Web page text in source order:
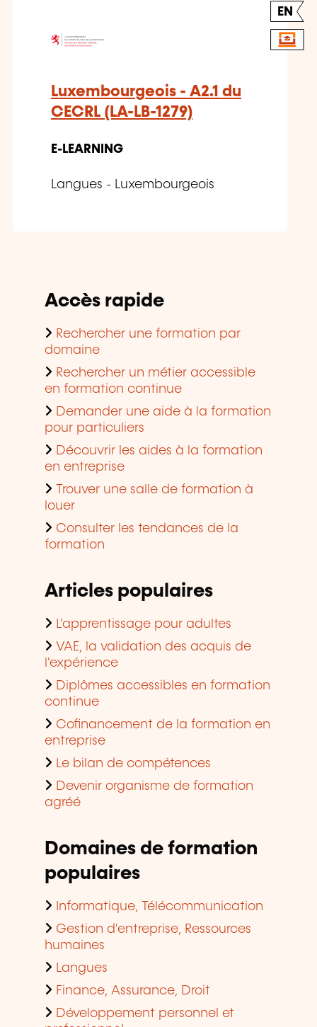
EN
Luxembourgeois - A2.1 du
CECRL (LA-LB-1279)
E-LEARNING
Langues - Luxembourgeois
Accès rapide
Rechercher une formation par
domaine
Rechercher un métier accessible
en formation continue
Demander une aide à la formation
pour particuliers
Découvrir les aides à la formation
en entreprise
Trouver une salle de formation à
louer
Consulter les tendances de la
formation
Articles populaires
L'apprentissage pour adultes
VAE, la validation des acquis de
l'expérience
Diplômes accessibles en formation
continue
Cofinancement de la formation en
entreprise
Le bilan de compétences
Devenir organisme de formation
agréé
Domaines de formation
populaires
Informatique, Télécommunication
Gestion d'entreprise, Ressources
humaines
Langues
Finance, Assurance, Droit
Développement personnel et